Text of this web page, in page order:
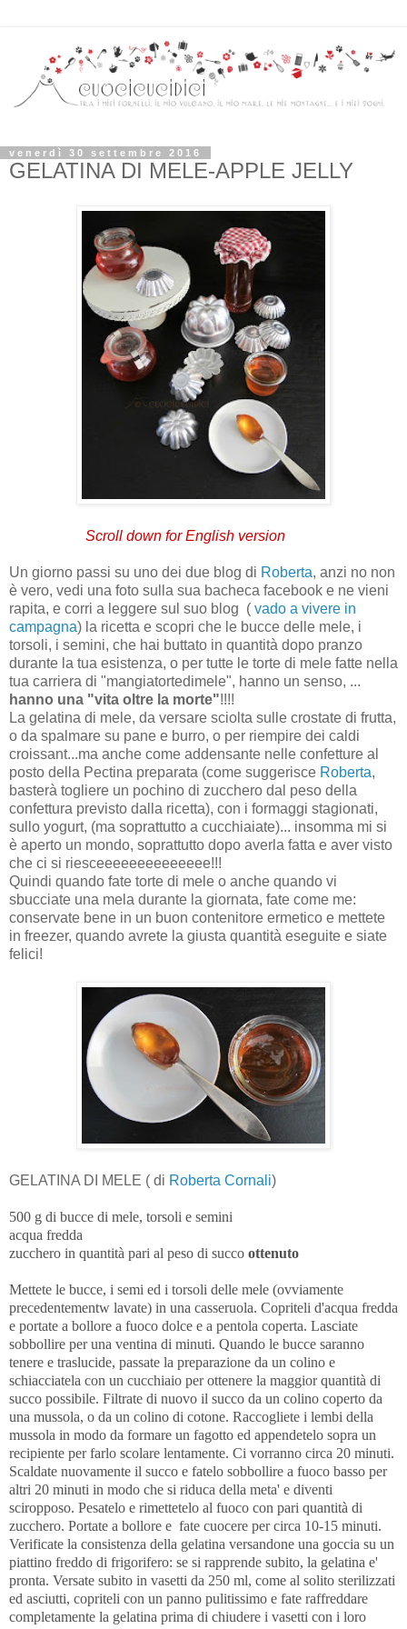
venerdì 30 settembre 2016
GELATINA DI MELE-APPLE JELLY
Scroll down for English version
Un giorno passi su uno dei due blog di Roberta, anzi no non
è vero, vedi una foto sulla sua bacheca facebook e ne vieni
rapita, e corri a leggere sul suo blog ( vado a vivere in
campagna) la ricetta e scopri che le bucce delle mele, i
torsoli, i semini, che hai buttato in quantità dopo pranzo
durante la tua esistenza, o per tutte le torte di mele fatte nella
tua carriera di "mangiatortedimele", hanno un senso, ...
hanno una "vita oltre la morte"!!!!
La gelatina di mele, da versare sciolta sulle crostate di frutta,
o da spalmare su pane e burro, o per riempire dei caldi
croissant...ma anche come addensante nelle confetture al
posto della Pectina preparata (come suggerisce Roberta,
basterà togliere un pochino di zucchero dal peso della
confettura previsto dalla ricetta), con i formaggi stagionati,
sullo yogurt, (ma soprattutto a cucchiaiate)... insomma mi si
è aperto un mondo, soprattutto dopo averla fatta e aver visto
che ci si riesceeeeeeeeeeeeee!!!
Quindi quando fate torte di mele o anche quando vi
sbucciate una mela durante la giornata, fate come me:
conservate bene in un buon contenitore ermetico e mettete
in freezer, quando avrete la giusta quantità eseguite e siate
felici!
GELATINA DI MELE ( di Roberta Cornali)
500 g di bucce di mele, torsoli e semini
acqua fredda
zucchero in quantità pari al peso di succo ottenuto
Mettete le bucce, i semi ed i torsoli delle mele (ovviamente
precedentementw lavate) in una casseruola. Copriteli d'acqua fredda
e portate a bollore a fuoco dolce e a pentola coperta. Lasciate
sobbollire per una ventina di minuti. Quando le bucce saranno
tenere e traslucide, passate la preparazione da un colino e
schiacciatela con un cucchiaio per ottenere la maggior quantità di
succo possibile. Filtrate di nuovo il succo da un colino coperto da
una mussola, o da un colino di cotone. Raccogliete i lembi della
mussola in modo da formare un fagotto ed appendetelo sopra un
recipiente per farlo scolare lentamente. Ci vorranno circa 20 minuti.
Scaldate nuovamente il succo e fatelo sobbollire a fuoco basso per
altri 20 minuti in modo che si riduca della meta' e diventi
sciropposo. Pesatelo e rimettetelo al fuoco con pari quantità di
zucchero. Portate a bollore e fate cuocere per circa 10-15 minuti.
Verificate la consistenza della gelatina versandone una goccia su un
piattino freddo di frigorifero: se si rapprende subito, la gelatina e'
pronta. Versate subito in vasetti da 250 ml, come al solito sterilizzati
ed asciutti, copriteli con un panno pulitissimo e fate raffreddare
completamente la gelatina prima di chiudere i vasetti con i loro